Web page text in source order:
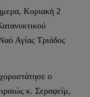
Κυριακή 2
Αγίας Τριάδος
ο
κ. Σεραφείμ,